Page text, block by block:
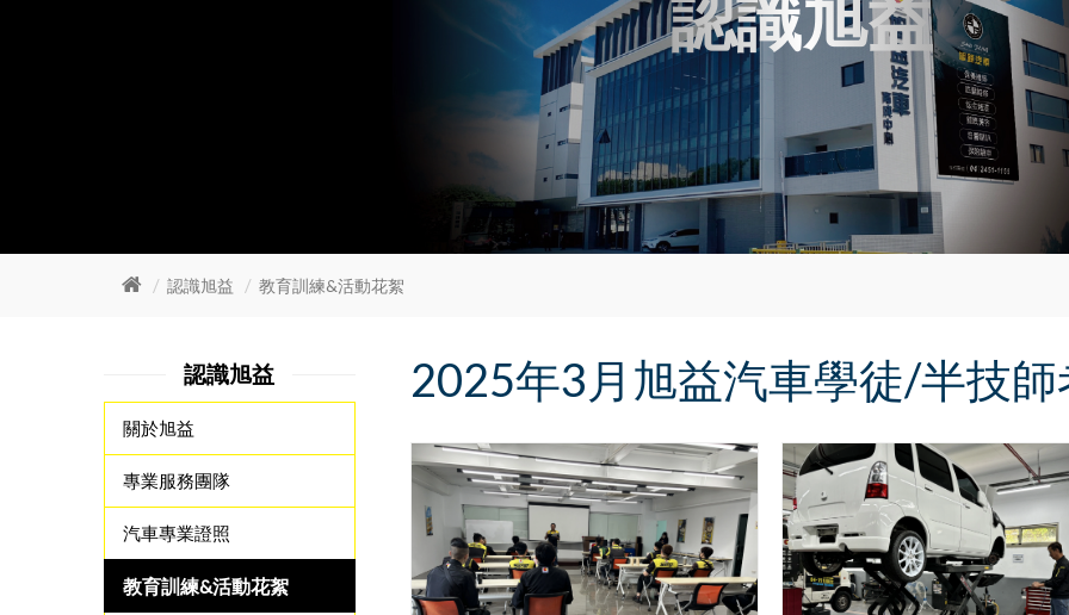
認識旭益
認識旭益 教育訓練&活動花絮
2025年3月旭益汽車學徒/半技師
認識旭益
關於旭益
專業服務團隊
汽車專業證照
教育訓練&活動花絮